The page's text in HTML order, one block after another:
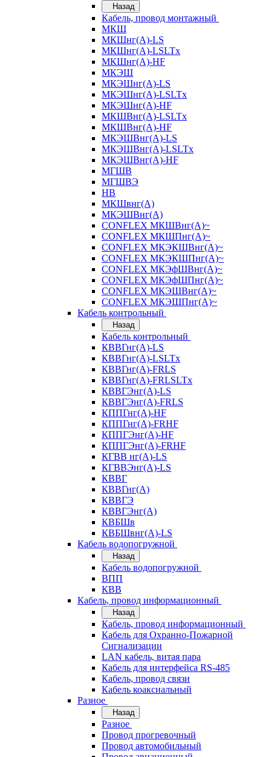
Назад
Кабель, провод монтажный
МКШ
МКШнг(А)-LS
МКШнг(А)-LSLTx
МКШнг(А)-HF
МКЭШ
МКЭШнг(А)-LS
МКЭШнг(А)-LSLTx
МКЭШнг(А)-HF
МКШВнг(A)-LSLTx
МКШВнг(А)-HF
МКЭШВнг(А)-LS
МКЭШВнг(A)-LSLTx
МКЭШВнг(А)-HF
МГШВ
МГШВЭ
НВ
МКШвнг(А)
МКЭШВнг(А)
CONFLEX МКШВнг(А)~
CONFLEX МКШПнг(А)~
CONFLEX МКЭКШВнг(А)~
CONFLEX МКЭКШПнг(А)~
CONFLEX МКЭфШВнг(А)~
CONFLEX МКЭфШПнг(А)~
CONFLEX МКЭШВнг(А)~
CONFLEX МКЭШПнг(А)~
Кабель контрольный
Назад
Кабель контрольный
КВВГнг(А)-LS
КВВГнг(А)-LSLTx
КВВГнг(А)-FRLS
КВВГнг(А)-FRLSLTx
КВВГЭнг(А)-LS
КВВГЭнг(А)-FRLS
КППГнг(А)-HF
КППГнг(А)-FRHF
КППГЭнг(А)-HF
КППГЭнг(А)-FRHF
КГВВ нг(А)-LS
КГВВЭнг(А)-LS
КВВГ
КВВГнг(А)
КВВГЭ
КВВГЭнг(А)
КВБШв
КВБШвнг(А)-LS
Кабель водопогружной
Назад
Кабель водопогружной
ВПП
КВВ
Кабель, провод информационный
Назад
Кабель, провод информационный
Кабель для Охранно-Пожарной
Сигнализации
LAN кабель, витая пара
Кабель для интерфейса RS-485
Кабель, провод связи
Кабель коаксиальный
Разное
Назад
Разное
Провод прогревочный
Провод автомобильный